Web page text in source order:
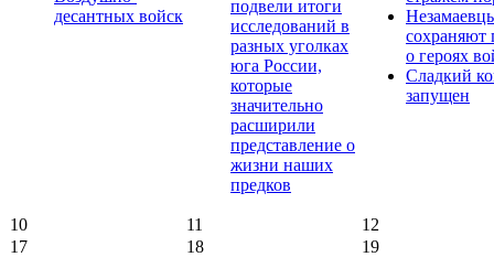
десантных войск
подвели итоги
исследований в
разных уголках
юга России,
которые
значительно
расширили
представление о
жизни наших
предков
сохраняют
о героях
Сладкий
запущен
10 11
12
17
18
19